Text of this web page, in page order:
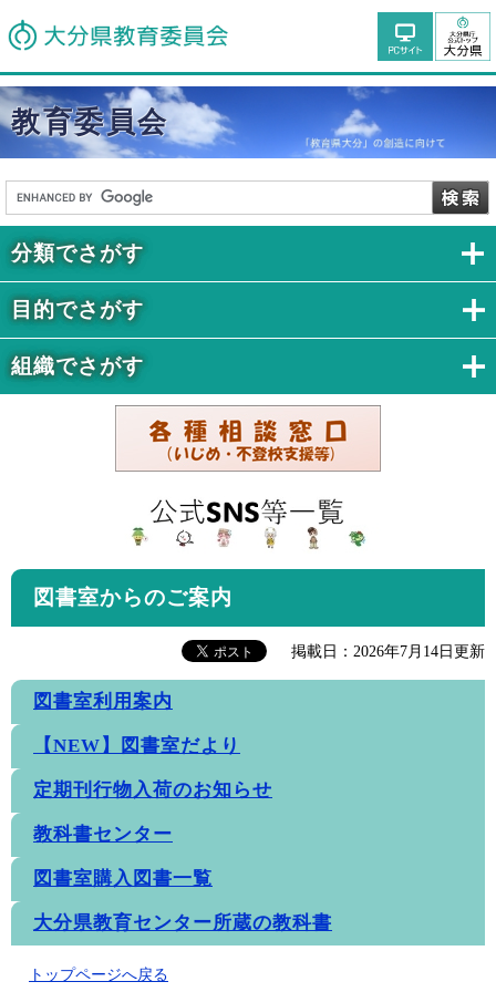
教育委員会
図書室からのご案内
掲載日：2026年7月14日更新
図書室利用案内
【NEW】図書室だより
定期刊行物入荷のお知らせ
教科書センター
図書室購入図書一覧
大分県教育センター所蔵の教科書
トップページへ戻る
分類でさがす
目的でさがす
組織でさがす